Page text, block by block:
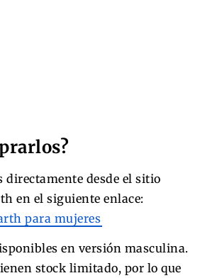
directamente desde el sitio
en el siguiente enlace:
para mujeres
en versión masculina.
stock limitado, por lo que